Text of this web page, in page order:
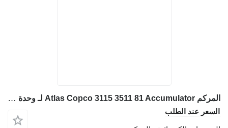
المركم Atlas Copco 3115 3511 81 Accumulator لـ وحدة حفر الآبار
السعر عند الطلب